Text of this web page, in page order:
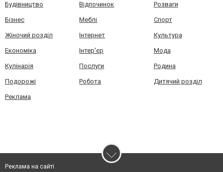
Будівництво Відпочинок Розваги
Бізнес Меблі Спорт
Жіночий розділ Інтернет Культура
Економіка Інтер'єр Мода
Кулінарія Послуги Родина
Подорожі Робота Дитячий розділ
Реклама
Реклама на сайті